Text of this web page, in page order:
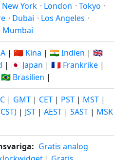
New York · London · Tokyo ·
· Dubai · Los Angeles ·
Mumbai
| 🇨🇳 Kina | 🇮🇳 Indien | 🇬🇧
| 🇯🇵 Japan | 🇫🇷 Frankrike |
🇧🇷 Brasilien |
| GMT | CET | PST | MST |
| JST | AEST | SAST | MSK
Gratis analog